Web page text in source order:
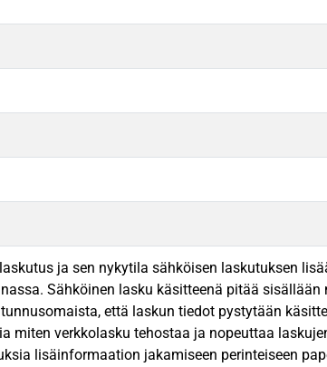
ja sen nykytila sähköisen laskutuksen
Sähköinen lasku käsitteenä pitää sisällään
että laskun tiedot pystytään
miten verkkolasku tehostaa ja nopeuttaa
lisäinformaation jakamiseen perinteiseen